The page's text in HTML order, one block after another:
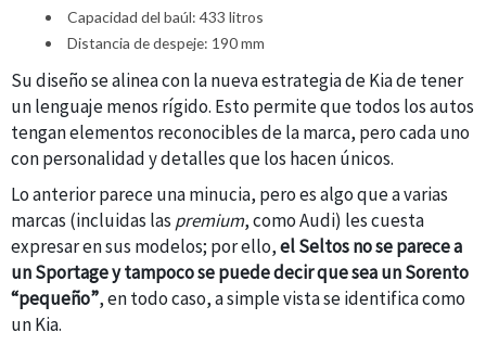
Capacidad del baúl: 433 litros
Distancia de despeje: 190 mm
Su diseño se alinea con la nueva estrategia de Kia de tener
un lenguaje menos rígido. Esto permite que todos los autos
tengan elementos reconocibles de la marca, pero cada uno
con personalidad y detalles que los hacen únicos.
Lo anterior parece una minucia, pero es algo que a varias
marcas (incluidas las premium, como Audi) les cuesta
expresar en sus modelos; por ello,el Seltos no se parece a
un Sportage y tampoco se puede decir que sea un Sorento
“pequeño”, en todo caso, a simple vista se identifica como
un Kia.